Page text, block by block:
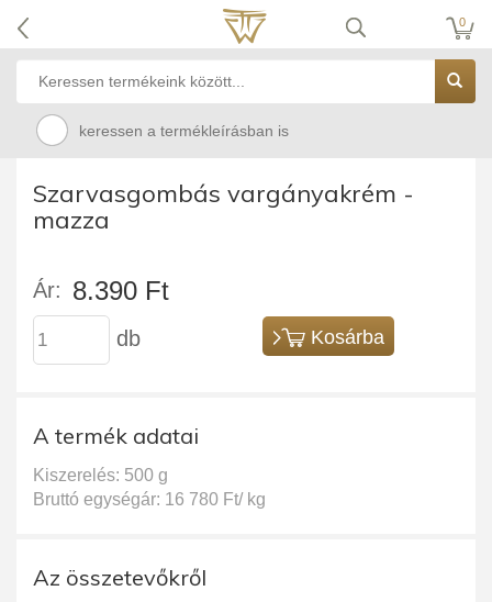
0
keressen a termékleírásban is
Szarvasgombás vargányakrém -
mazza
Ár: 8.390 Ft
db Kosárba
A termék adatai
Kiszerelés: 500 g
Bruttó egységár: 16 780 Ft/ kg
Az összetevőkről